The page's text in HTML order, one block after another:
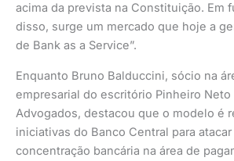
acima da prevista na Constituição. Em
disso, surge um mercado que hoje a
de Bank as a Service”.
Enquanto Bruno Balduccini, sócio na
empresarial do escritório Pinheiro Neto
Advogados, destacou que o modelo é
iniciativas do Banco Central para atacar
concentração bancária na área de